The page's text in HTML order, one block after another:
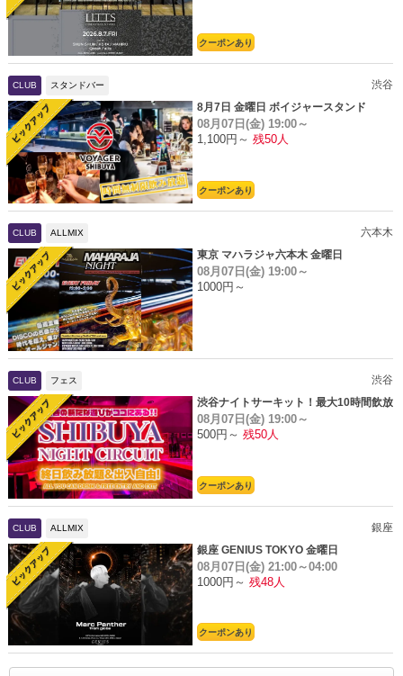
クーポンあり
CLUB スタンドバー
渋谷
8月7日 金曜日 ボイジャースタンド
08月07日(金) 19:00～
1,100円～ 残50人
クーポンあり
CLUB ALLMIX
六本木
東京 マハラジャ六本木 金曜日
08月07日(金) 19:00～
1000円～
CLUB フェス
渋谷
渋谷ナイトサーキット！最大10時間飲放
題
08月07日(金) 19:00～
500円～ 残50人
クーポンあり
CLUB ALLMIX
銀座
銀座 GENIUS TOKYO 金曜日
08月07日(金) 21:00～04:00
1000円～ 残48人
クーポンあり